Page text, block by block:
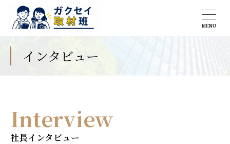
MENU
インタビュー
Interview
社長インタビュー